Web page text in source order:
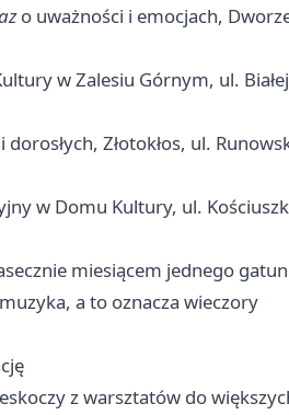
o uważności i emocjach,
w Zalesiu Górnym, ul. Białej
Złotokłos, ul.
w Domu Kultury, ul.
miesiącem jednego
a to oznacza wieczory
z warsztatów do